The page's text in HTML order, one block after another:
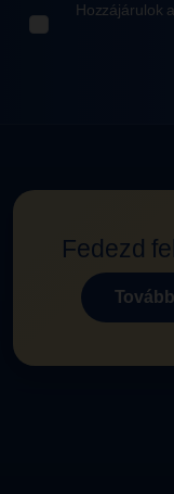
Hozzájárulok
Fedezd